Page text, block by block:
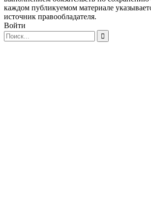
каждом публикуемом материале
источник правообладателя.
Войти